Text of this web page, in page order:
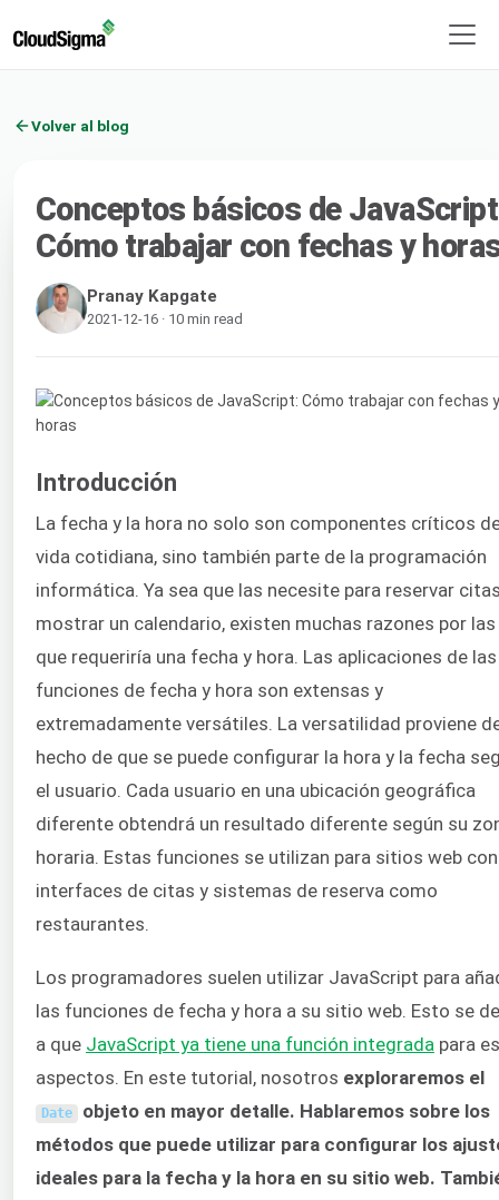
Volver al blog
Conceptos básicos de
Cómo trabajar con fechas y
Pranay Kapgate
2021-12-16 · 10 min read
Introducción
La fecha y la hora no solo son componentes críticos
vida cotidiana, sino también parte de la programación
informática. Ya sea que las necesite para reservar
mostrar un calendario, existen muchas razones por las
que requeriría una fecha y hora. Las aplicaciones de las
funciones de fecha y hora son extensas y
extremadamente versátiles. La versatilidad proviene
hecho de que se puede configurar la hora y la fecha
el usuario. Cada usuario en una ubicación geográfica
diferente obtendrá un resultado diferente según su
horaria. Estas funciones se utilizan para sitios web con
interfaces de citas y sistemas de reserva como
restaurantes.
Los programadores suelen utilizar JavaScript para
las funciones de fecha y hora a su sitio web. Esto se
a que JavaScript ya tiene una función integrada para
aspectos. En este tutorial, nosotros exploraremos el
Date objeto en mayor detalle. Hablaremos sobre los
métodos que puede utilizar para configurar los
ideales para la fecha y la hora en su sitio web.